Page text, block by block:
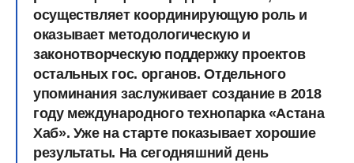
осуществляет координирующую роль и
оказывает методологическую и
законотворческую поддержку проектов
остальных гос. органов. Отдельного
упоминания заслуживает создание в 2018
году международного технопарка «Астана
Хаб». Уже на старте показывает хорошие
результаты. На сегодняшний день